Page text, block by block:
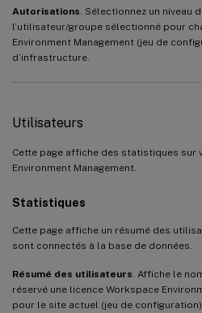
Autorisations . Sélectionnez un niveau
l’utilisateur/groupe sélectionné pour
Environment Management (jeu de
d’infrastructure.
Utilisateurs
Cette page affiche des statistiques sur
Environment Management.
Statistiques
Cette page affiche un résumé des
sont connectés à la base de données.
Résumé des utilisateurs . Affiche le
réservé une licence Workspace
pour le site actuel (jeu de